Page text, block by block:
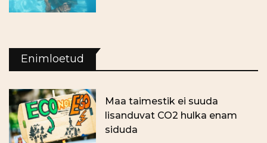
Enimloetud
Maa taimestik ei suuda
lisanduvat CO2 hulka enam
siduda